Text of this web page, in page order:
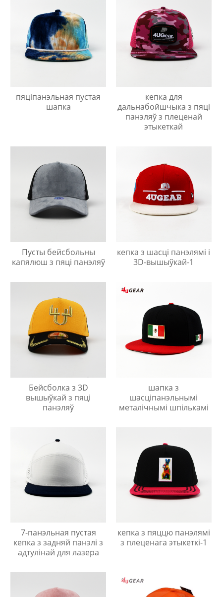
пяціпанэльная пустая
шапка
кепка для
дальнабойшчыка з пяці
панэляў з плеценай
этыкеткай
Пусты бейсбольны
капялюш з пяці панэляў
кепка з шасці панэлямі і
3D-вышыўкай-1
Бейсболка з 3D
вышыўкай з пяці
панэляў
шапка з
шасціпанэльнымі
металічнымі шпількамі
7-панэльная пустая
кепка з задняй панэлі з
адтулінай для лазера
кепка з пяццю панэлямі
з плеценага этыкеткі-1